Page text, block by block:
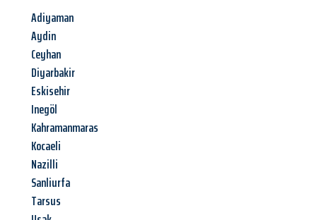
Adiyaman
Aydin
Ceyhan
Diyarbakir
Eskisehir
Inegöl
Kahramanmaras
Kocaeli
Nazilli
Sanliurfa
Tarsus